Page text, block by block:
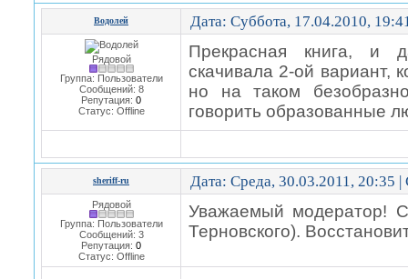
Водолей Дата: Суббота, 17.04.2010,
Рядовой
Группа: Пользователи
Сообщений: 8
Репутация: 0
Статус: Offline
Прекрасная книга, и
скачивала 2-ой вариант,
но на таком
говорить образованные
sheriff-ru Дата: Среда, 30.03.2011, 20:35
Рядовой
Группа: Пользователи
Сообщений: 3
Репутация: 0
Статус: Offline
Уважаемый модератор!
Терновского).